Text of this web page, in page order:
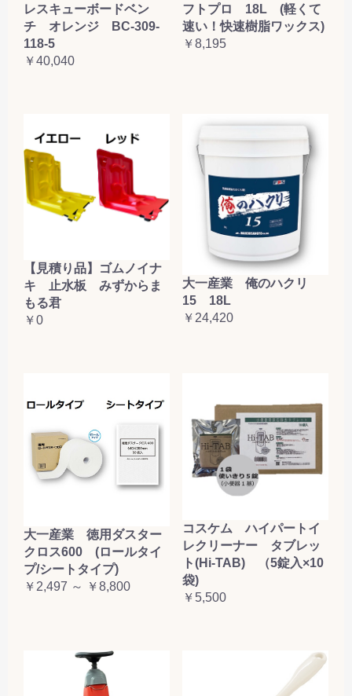
レスキューボードベン
チ オレンジ BC-309-
118-5
￥40,040
フトプロ 18L (軽くて
速い！快速樹脂ワックス)
￥8,195
【見積り品】ゴムノイナ
キ 止水板 みずからま
もる君
￥0
大一産業 俺のハクリ
15 18L
￥24,420
大一産業 徳用ダスター
クロス600 (ロールタイ
プ/シートタイプ)
￥2,497 ～ ￥8,800
コスケム ハイパートイ
レクリーナー タブレッ
ト(Hi-TAB) （5錠入×10
袋)
￥5,500